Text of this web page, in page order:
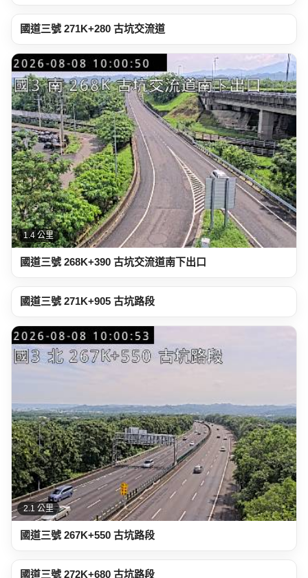
國道三號 271K+280 古坑交流道
1.4 公里
國道三號 268K+390 古坑交流道南下出口
國道三號 271K+905 古坑路段
2.1 公里
國道三號 267K+550 古坑路段
國道三號 272K+680 古坑路段